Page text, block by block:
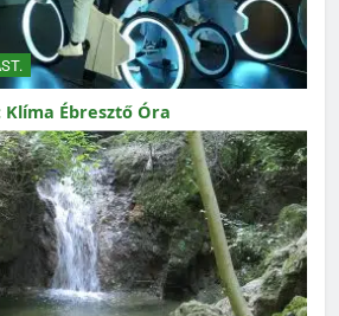
Ébresztő Óra